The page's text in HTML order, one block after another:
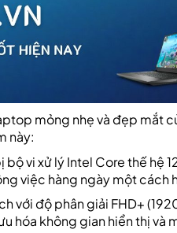
mỏng nhẹ và đẹp mắt
này:
bộ vi xử lý Intel Core thế
việc hàng ngày một cách
với độ phân giải FHD+
hóa không gian hiển thị và